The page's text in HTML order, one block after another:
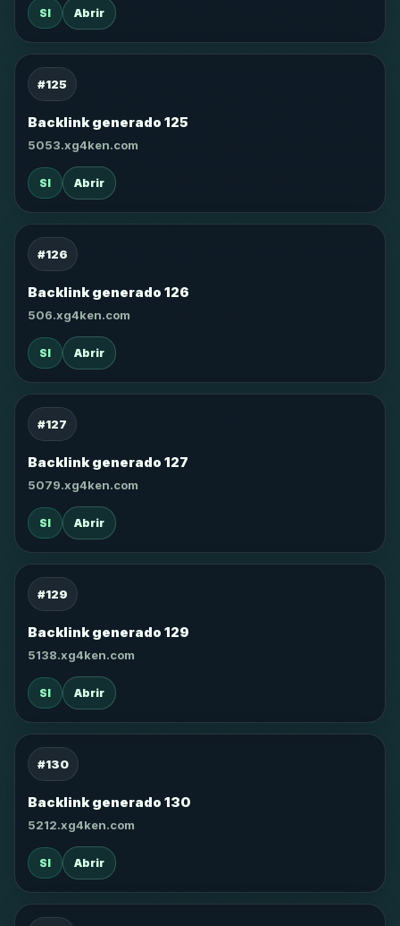
SI Abrir
#125
Backlink generado 125
5053.xg4ken.com
SI Abrir
#126
Backlink generado 126
506.xg4ken.com
SI Abrir
#127
Backlink generado 127
5079.xg4ken.com
SI Abrir
#129
Backlink generado 129
5138.xg4ken.com
SI Abrir
#130
Backlink generado 130
5212.xg4ken.com
SI Abrir